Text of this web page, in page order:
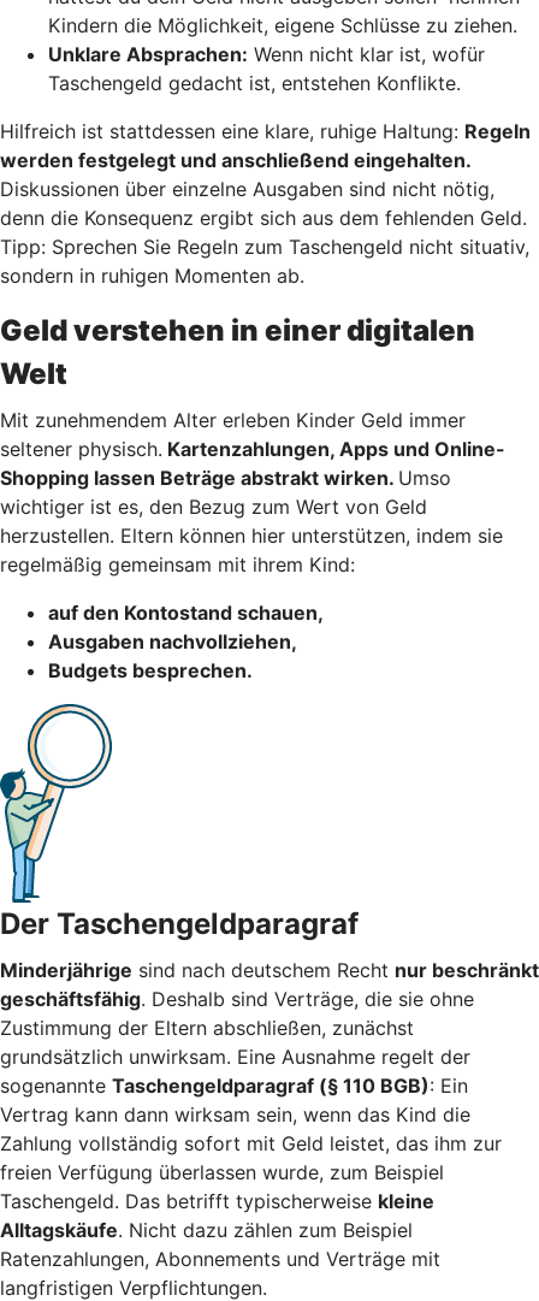
Kindern die Möglichkeit, eigene Schlüsse zu ziehen.
Unklare Absprachen: Wenn nicht klar ist, wofür
Taschengeld gedacht ist, entstehen Konflikte.
Hilfreich ist stattdessen eine klare, ruhige Haltung: Regeln
werden festgelegt und anschließend eingehalten.
Diskussionen über einzelne Ausgaben sind nicht nötig,
denn die Konsequenz ergibt sich aus dem fehlenden Geld.
Tipp: Sprechen Sie Regeln zum Taschengeld nicht situativ,
sondern in ruhigen Momenten ab.
Geld verstehen in einer digitalen
Welt
Mit zunehmendem Alter erleben Kinder Geld immer
seltener physisch. Kartenzahlungen, Apps und Online-
Shopping lassen Beträge abstrakt wirken. Umso
wichtiger ist es, den Bezug zum Wert von Geld
herzustellen. Eltern können hier unterstützen, indem sie
regelmäßig gemeinsam mit ihrem Kind:
auf den Kontostand schauen,
Ausgaben nachvollziehen,
Budgets besprechen.
Der Taschengeldparagraf
Minderjährige sind nach deutschem Recht nur beschränkt
geschäftsfähig. Deshalb sind Verträge, die sie ohne
Zustimmung der Eltern abschließen, zunächst
grundsätzlich unwirksam. Eine Ausnahme regelt der
sogenannte Taschengeldparagraf (§ 110 BGB): Ein
Vertrag kann dann wirksam sein, wenn das Kind die
Zahlung vollständig sofort mit Geld leistet, das ihm zur
freien Verfügung überlassen wurde, zum Beispiel
Taschengeld. Das betrifft typischerweise kleine
Alltagskäufe. Nicht dazu zählen zum Beispiel
Ratenzahlungen, Abonnements und Verträge mit
langfristigen Verpflichtungen.